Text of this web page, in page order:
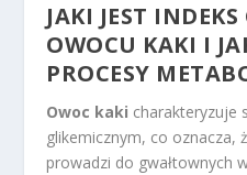
JAKI JEST
OWOCU KAKI I
PROCESY
Owoc kaki charakteryzuje
glikemicznym, co oznacza,
prowadzi do gwałtownych